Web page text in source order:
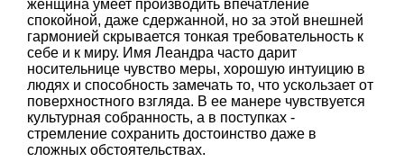
женщина умеет производить впечатление
спокойной, даже сдержанной, но за этой внешней
гармонией скрывается тонкая требовательность к
себе и к миру. Имя Леандра часто дарит
носительнице чувство меры, хорошую интуицию в
людях и способность замечать то, что ускользает от
поверхностного взгляда. В ее манере чувствуется
культурная собранность, а в поступках -
стремление сохранить достоинство даже в
сложных обстоятельствах.